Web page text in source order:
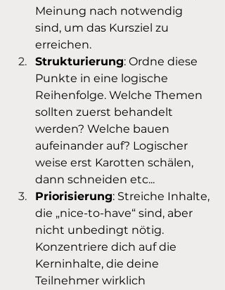
Meinung nach notwendig
sind, um das Kursziel zu
erreichen.
Strukturierung: Ordne diese
Punkte in eine logische
Reihenfolge. Welche Themen
sollten zuerst behandelt
werden? Welche bauen
aufeinander auf? Logischer
weise erst Karotten schälen,
dann schneiden etc...
Priorisierung: Streiche Inhalte,
die „nice-to-have“ sind, aber
nicht unbedingt nötig.
Konzentriere dich auf die
Kerninhalte, die deine
Teilnehmer wirklich